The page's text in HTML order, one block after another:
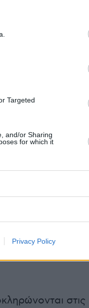
Targeted
and/or Sharing
for which it
Privacy Policy
μουσικής
Νικόλα
Μεσσήνης, καθώς
Ζερδαλή,
Δωδώνης στα
της Ιεράς
τη μουσική
τέχνη του
Τις ίδιες
Τήνου,
της Τήνου
στις